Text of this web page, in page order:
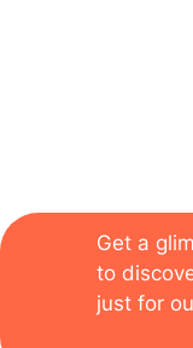
Get a
to
just for